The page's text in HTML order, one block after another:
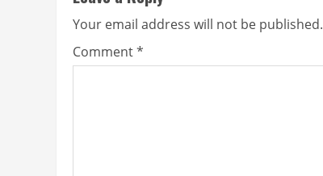
Your email address will not be published.
Comment*